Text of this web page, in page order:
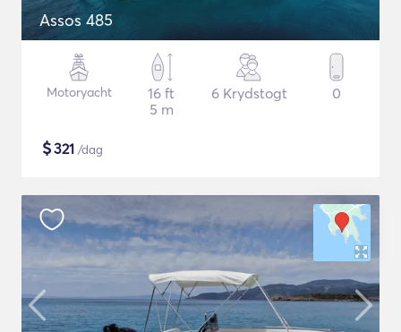
Assos 485
Motoryacht
16 ft
5 m
6 Krydstogt 0
$321 /dag